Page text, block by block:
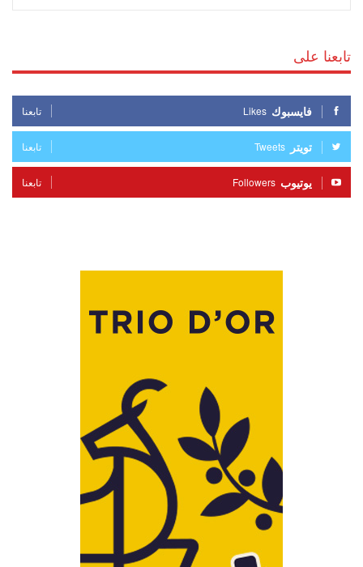
تابعنا على
فايسبوك Likes تابعنا
تويتر Tweets تابعنا
يوتيوب Followers تابعنا